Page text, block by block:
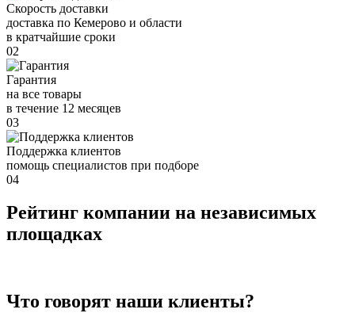
Скорость доставки
доставка по Кемерово и области
в кратчайшие сроки
02
Гарантия
на все товары
в течение 12 месяцев
03
Поддержка клиентов
помощь специалистов при подборе
04
Рейтинг компании на независимых
площадках
Что говорят наши клиенты?